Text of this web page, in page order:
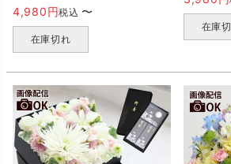
4,980
税込 〜
在庫切れ
在庫